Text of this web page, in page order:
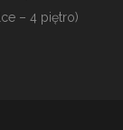
– 4 piętro)